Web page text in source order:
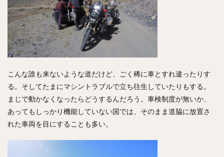
こんな誰も来ないような道だけど、ごく稀に車とすれ違ったりす
る。そしてたまにマシントラブルで立ち往生していたりもする。
まじで動かなくなったらどうするんだろう。車検制度が無いか、
あってもしっかり機能していない国では、そのまま道脇に放置さ
れた車両を目にすることも多い。